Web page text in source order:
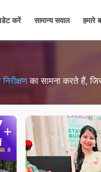
करें सामान्य सवाल हमारे
का सामना करते हैं,
+
में